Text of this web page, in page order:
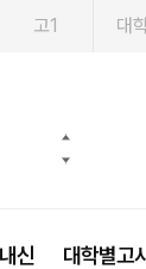
고1 대
신 대학별고